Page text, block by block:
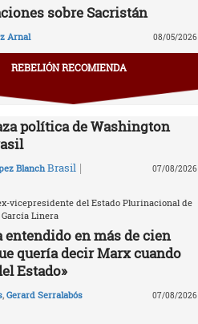
sobre Sacristán
Arnal 08/05/2026
REBELIÓN RECOMIENDA
política de Washington
Blanch Brasil | 07/08/2026
vicepresidente del Estado Plurinacional de
Linera
entendido en más de cien
quería decir Marx cuando
Estado»
, Gerard Serralabós 07/08/2026